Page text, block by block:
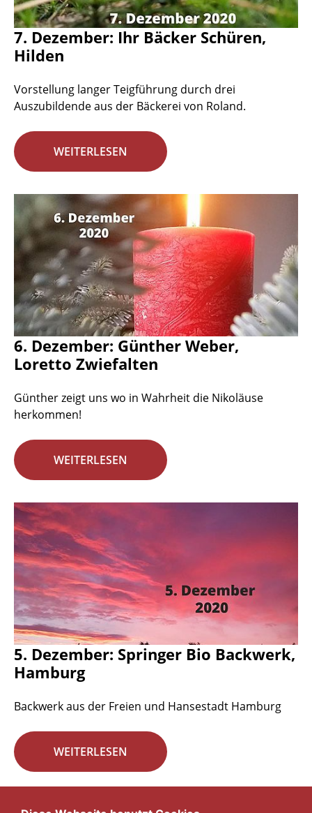
7. Dezember: Ihr Bäcker Schüren,
Hilden
Vorstellung langer Teigführung durch drei
Auszubildende aus der Bäckerei von Roland.
WEITERLESEN
6. Dezember: Günther Weber,
Loretto Zwiefalten
Günther zeigt uns wo in Wahrheit die Nikoläuse
herkommen!
WEITERLESEN
5. Dezember: Springer Bio Backwerk,
Hamburg
Backwerk aus der Freien und Hansestadt Hamburg
WEITERLESEN